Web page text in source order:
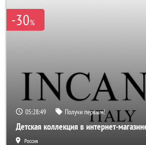
-30%
05:28:46 Получи первым!
Детская коллекция в интернет-
Россия